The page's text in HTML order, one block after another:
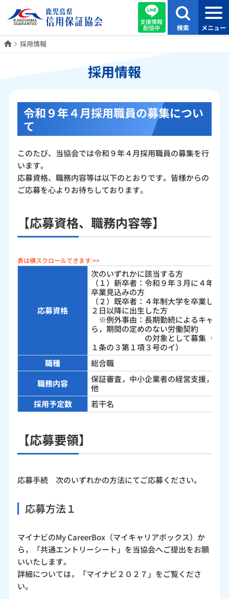
支援情報
配信中 検索 メニュー
ホーム
採用情報
採用情報
令和９年４月採用職員の募集につい
て
このたび、当協会では令和９年４月採用職員の募集を行
います。
応募資格、職務内容等は以下のとおりです。皆様からの
ご応募を心よりお待ちしております。
【応募資格、職務内容等】
応募資格
次のいずれかに該当する方
（１）新卒者：令和９年３月に４年制
卒業見込みの方
（２）既卒者：４年制大学を卒業した
２日以降に出生した方
※例外事由：長期勤続によるキャリ
ら，期間の定めのない労働契約
の対象として募集（雇用対
１条の３第１項３号のイ）
職種
総合職
職務内容
保証審査，中小企業者の経営支援，債
他
採用予定数
若干名
【応募要領】
応募手続 次のいずれかの方法にてご応募ください。
応募方法１
マイナビのMy CareerBox（マイキャリアボックス）か
ら，「共通エントリーシート」を当協会へご提出をお願
いいたします。
詳細については，「マイナビ２０２７」をご覧くださ
い。